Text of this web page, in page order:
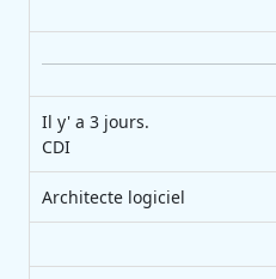
Il y' a 3 jours.
CDI
Architecte logiciel